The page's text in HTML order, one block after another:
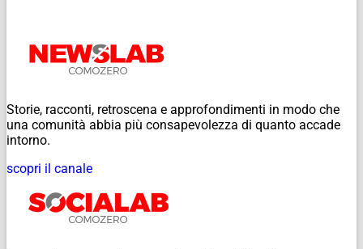
Storie, racconti, retroscena e approfondimenti in modo che
una comunità abbia più consapevolezza di quanto accade
intorno.
scopri il canale